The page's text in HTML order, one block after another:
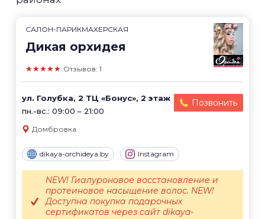
САЛОН-ПАРИКМАХЕРСКАЯ
Дикая орхидея
★★★★★ Отзывов: 1
ул. Голубка, 2 ТЦ «Бонус», 2 этаж
пн.-вс.: 09:00 – 21:00
Позвонить
Домбровка
dikaya-orchideya.by Instagram
NEW! Гиалуроновое восстановление и
протеиновое насыщение волос. NEW!
Доступна покупка подарочных
сертификатов через сайт dikaya-